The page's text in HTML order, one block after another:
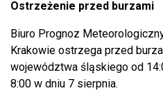
Ostrzeżenie przed burzami
Biuro Prognoz
Krakowie ostrzega przed
województwa śląskiego od
8:00 w dniu 7 sierpnia.